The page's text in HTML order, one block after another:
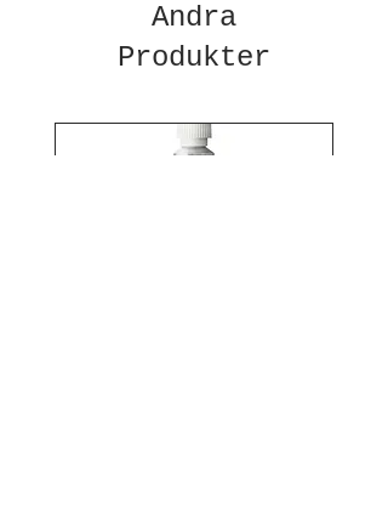
Andra
Produkter